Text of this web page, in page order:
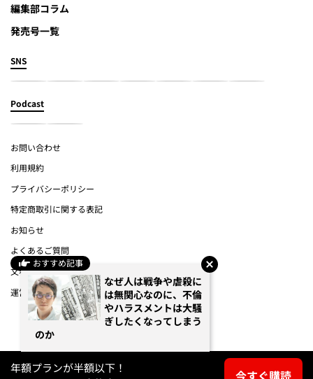
おすすめ記事
なぜ人は戦争や虐殺に
は無関心なのに、不倫
やハラスメントは大騒
ぎしたくなってしまう
のか
編集部コラム
発売号一覧
SNS
Podcast
お問い合わせ
利用規約
プライバシーポリシー
特定商取引に関する表記
お知らせ
よくあるご質問
文春オンライン
運営会社
(c) Bungeishunju Ltd.
年額プランが半額以下！
今すぐ購読